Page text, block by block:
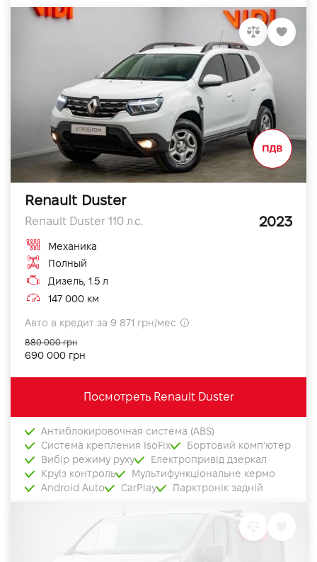
Renault Duster
Renault Duster 110 л.с. 2023
Механика
Полный
Дизель, 1.5 л
147 000 км
Авто в кредит за 9 871 грн/мес
690 000 грн
880 000 грн
Посмотреть Renault Duster
Антиблокировочная система (ABS)
Система крепления IsoFix
Бортовий комп'ютер
Вибір режиму руху
Електропривід дзеркал
Круїз контроль
Мультифункціональне кермо
Android Auto
CarPlay Парктронік задній